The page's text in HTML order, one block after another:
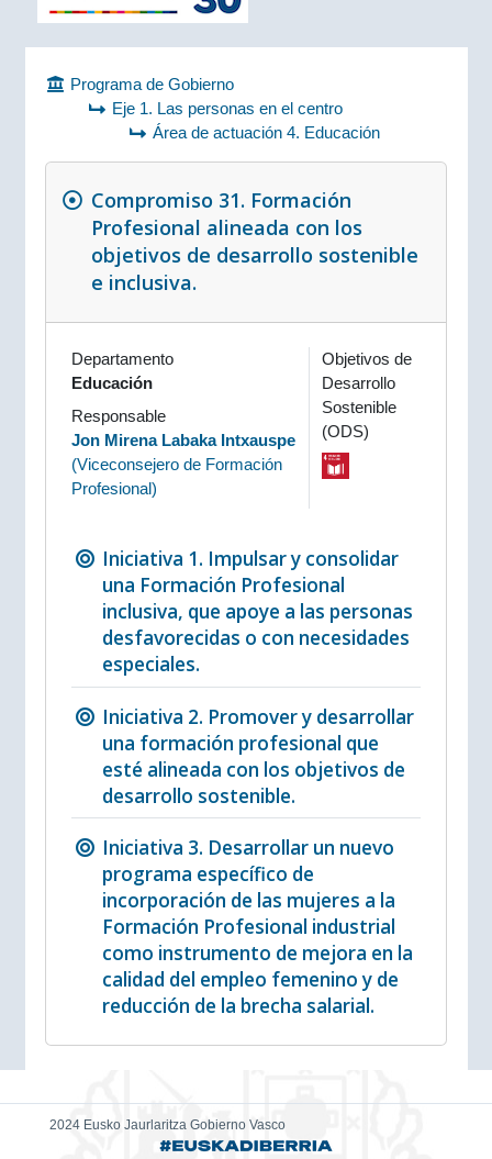
Programa de Gobierno
Eje 1. Las personas en el centro
Área de actuación 4. Educación
Compromiso 31. Formación
Profesional alineada con los
objetivos de desarrollo sostenible
e inclusiva.
Departamento
Educación
Responsable
Jon Mirena Labaka Intxauspe
(Viceconsejero de Formación
Profesional)
Objetivos de
Desarrollo
Sostenible
(ODS)
Iniciativa 1. Impulsar y consolidar
una Formación Profesional
inclusiva, que apoye a las personas
desfavorecidas o con necesidades
especiales.
Iniciativa 2. Promover y desarrollar
una formación profesional que
esté alineada con los objetivos de
desarrollo sostenible.
Iniciativa 3. Desarrollar un nuevo
programa específico de
incorporación de las mujeres a la
Formación Profesional industrial
como instrumento de mejora en la
calidad del empleo femenino y de
reducción de la brecha salarial.
2024 Eusko Jaurlaritza Gobierno Vasco